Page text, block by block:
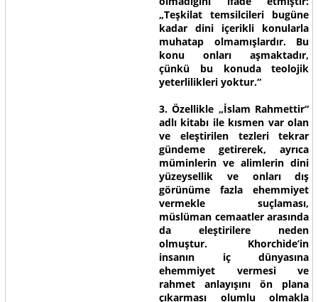
„Teşkilat temsilcileri bugüne
kadar dini içerikli konularla
muhatap olmamışlardır. Bu
konu onları aşmaktadır,
çünkü bu konuda teolojik
yeterlilikleri yoktur.“
3. Özellikle „İslam Rahmettir“
adlı kitabı ile kısmen var olan
ve eleştirilen tezleri tekrar
gündeme getirerek, ayrıca
müminlerin ve alimlerin dini
yüzeysellik ve onları dış
görünüme fazla ehemmiyet
vermekle suçlaması,
müslüman cemaatler arasında
da eleştirilere neden
olmuştur. Khorchide’in
insanın iç dünyasına
ehemmiyet vermesi ve
rahmet anlayışını ön plana
çıkarması olumlu olmakla